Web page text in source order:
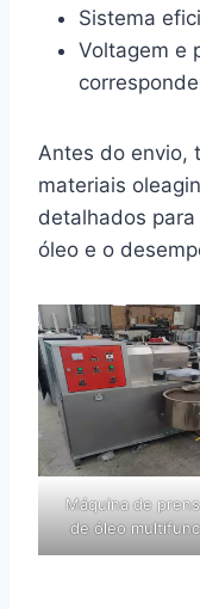
Sistema
Voltagem e
Antes do envio,
materiais
detalhados
óleo e o
Máquina de
de óleo